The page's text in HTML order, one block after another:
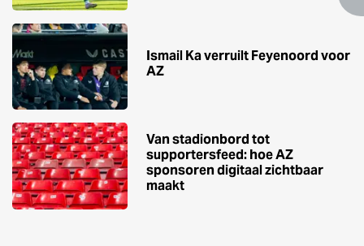
Ismail Ka verruilt Feyenoord voor
AZ
Van stadionbord tot
supportersfeed: hoe AZ
sponsoren digitaal zichtbaar
maakt